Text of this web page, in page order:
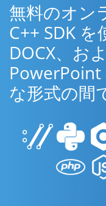
無料のオン
C++ SDK を
DOCX、お
PowerPoint
な形式の間